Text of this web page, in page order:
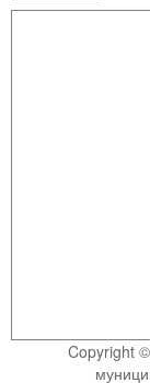
Copyright